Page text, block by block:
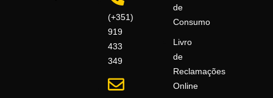
(+351)
919
433
349
de
Consumo
Livro
de
Reclamações
Online